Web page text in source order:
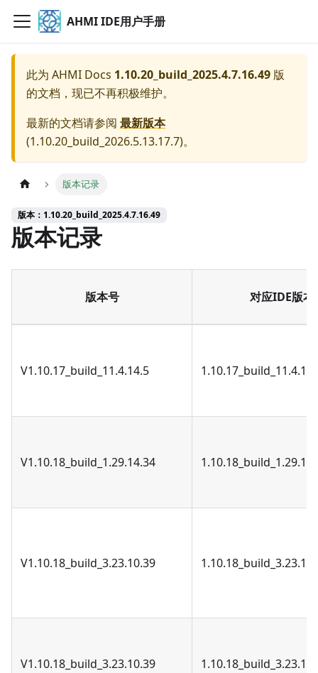
AHMI IDE用户手册
此为 AHMI Docs 1.10.20_build_2025.4.7.16.49 版
的文档，现已不再积极维护。
最新的文档请参阅 最新版本
(1.10.20_build_2026.5.13.17.7)。
版本记录
版本：1.10.20_build_2025.4.7.16.49
版本记录
版本号 对应IDE版本
V1.10.17_build_11.4.14.5
V1.10.18_build_1.29.14.34
V1.10.18_build_3.23.10.39
V1.10.18_build_3.23.10.39